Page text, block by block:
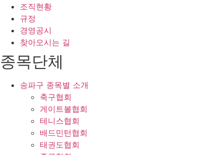
조직현황
규정
경영공시
찾아오시는 길
종목단체
송파구 종목별 소개
축구협회
게이트볼협회
테니스협회
배드민턴협회
태권도협회